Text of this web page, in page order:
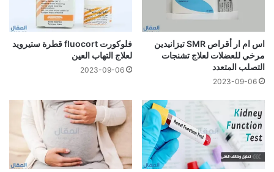
اس ام ار أقراص SMR تيزانيدين
مرخي للعضلات لعلاج تشنجات
التصلب المتعدد
2023-09-06
فلوكورت fluocort قطرة ستيرويد
لعلاج التهاب العين
2023-09-06